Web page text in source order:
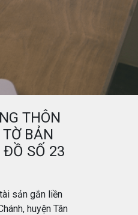
THÔN
BẢN
SỐ 23
sản gắn liền
huyện Tân